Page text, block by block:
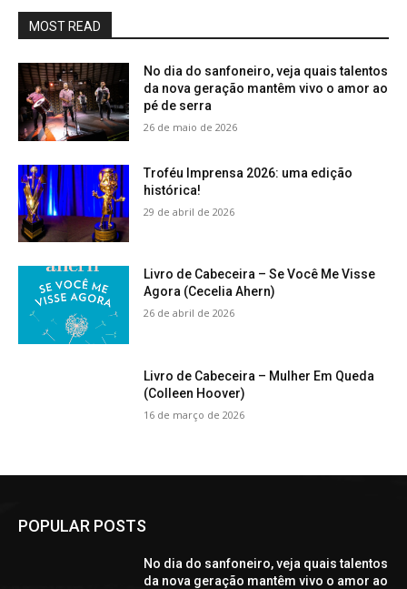
MOST READ
No dia do sanfoneiro, veja quais talentos
da nova geração mantêm vivo o amor ao
pé de serra
26 de maio de 2026
Troféu Imprensa 2026: uma edição
histórica!
29 de abril de 2026
Livro de Cabeceira – Se Você Me Visse
Agora (Cecelia Ahern)
26 de abril de 2026
Livro de Cabeceira – Mulher Em Queda
(Colleen Hoover)
16 de março de 2026
POPULAR POSTS
No dia do sanfoneiro, veja quais talentos
da nova geração mantêm vivo o amor ao